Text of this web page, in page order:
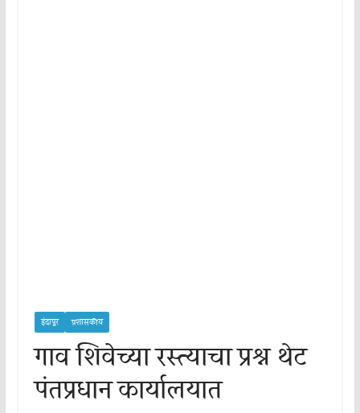
इंदापूर प्रशासकीय
गाव शिवेच्या रस्त्याचा प्रश्न थेट
पंतप्रधान कार्यालयात